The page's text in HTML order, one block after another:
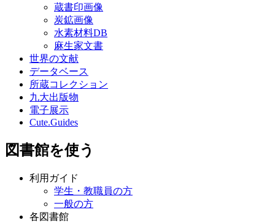
蔵書印画像
炭鉱画像
水素材料DB
麻生家文書
世界の文献
データベース
所蔵コレクション
九大出版物
電子展示
Cute.Guides
図書館を使う
利用ガイド
学生・教職員の方
一般の方
各図書館